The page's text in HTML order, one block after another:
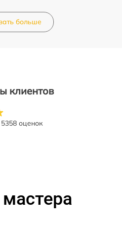
больше
клиентов
5358 оценок